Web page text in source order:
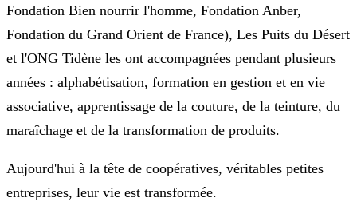
Fondation Bien nourrir l'homme, Fondation Anber,
Fondation du Grand Orient de France), Les Puits du Désert
et l'ONG Tidène les ont accompagnées pendant plusieurs
années : alphabétisation, formation en gestion et en vie
associative, apprentissage de la couture, de la teinture, du
maraîchage et de la transformation de produits.
Aujourd'hui à la tête de coopératives, véritables petites
entreprises, leur vie est transformée.